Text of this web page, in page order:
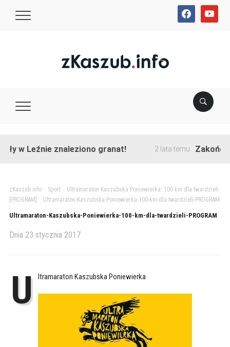
facebookyoutube
w Leźnie znaleziono granat! 2 lata temu
zKaszub.info> Sport> Ultramaraton Kaszubska Poniewierka: 100 km dla twardzieli
[PROGRAM]
Ultramaraton-Kaszubska-Poniewierka-100-km-dla-twardzieli-PROGRAM
Ultramaraton-Kaszubska-Poniewierka-100-km-dla-twardzieli-PROGRAM
Dnia 23 stycznia 2017
U ltramaraton Kaszubska Poniewierka